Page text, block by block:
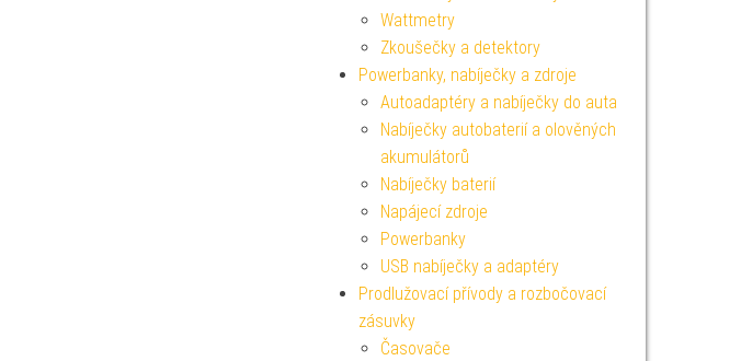
Wattmetry
Zkoušečky a detektory
Powerbanky, nabíječky a zdroje
Autoadaptéry a nabíječky do auta
Nabíječky autobaterií a olověných
akumulátorů
Nabíječky baterií
Napájecí zdroje
Powerbanky
USB nabíječky a adaptéry
Prodlužovací přívody a rozbočovací
zásuvky
Časovače